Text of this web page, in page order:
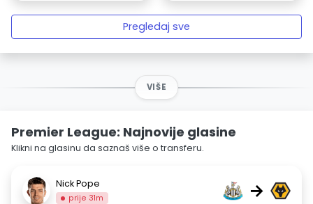
Pregledaj sve
VIŠE
Premier League: Najnovije glasine
Klikni na glasinu da saznaš više o transferu.
Nick Pope
prije 31m →